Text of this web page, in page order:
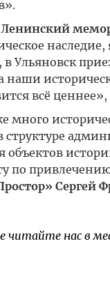
Ульяновск
всё ценнее»,
много
объектов
по
Сергей
читайте нас в